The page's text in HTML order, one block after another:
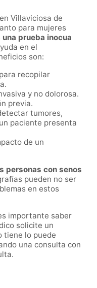
Villaviciosa de
para mujeres
una prueba inocua
en el
son:
recopilar
y no dolorosa.
previa.
tumores,
paciente presenta
de un
personas con senos
pueden no ser
en estos
importante saber
solicite un
tiene lo puede
una consulta con